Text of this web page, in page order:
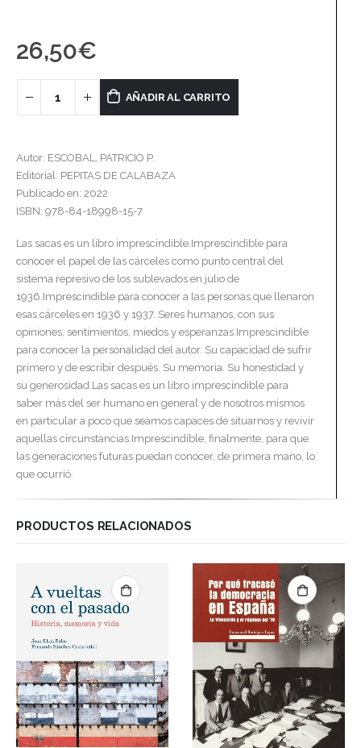
26,50€
AÑADIR AL CARRITO
Autor: ESCOBAL, PATRICIO P.
Editorial: PEPITAS DE CALABAZA
Publicado en: 2022
ISBN: 978-84-18998-15-7
Las sacas es un libro imprescindible.Imprescindible para
conocer el papel de las cárceles como punto central del
sistema represivo de los sublevados en julio de
1936.Imprescindible para conocer a las personas que llenaron
esas cárceles en 1936 y 1937. Seres humanos, con sus
opiniones, sentimientos, miedos y esperanzas.Imprescindible
para conocer la personalidad del autor. Su capacidad de sufrir
primero y de escribir después. Su memoria. Su honestidad y
su generosidad.Las sacas es un libro imprescindible para
saber más del ser humano en general y de nosotros mismos
en particular a poco que seamos capaces de situarnos y revivir
aquellas circunstancias.Imprescindible, finalmente, para que
las generaciones futuras puedan conocer, de primera mano, lo
que ocurrió.
PRODUCTOS RELACIONADOS